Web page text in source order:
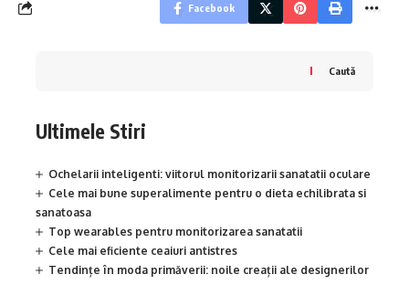
Facebook
Caută
Ultimele Stiri
Ochelarii inteligenti: viitorul monitorizarii sanatatii oculare
Cele mai bune superalimente pentru o dieta echilibrata si
sanatoasa
Top wearables pentru monitorizarea sanatatii
Cele mai eficiente ceaiuri antistres
Tendințe în moda primăverii: noile creații ale designerilor